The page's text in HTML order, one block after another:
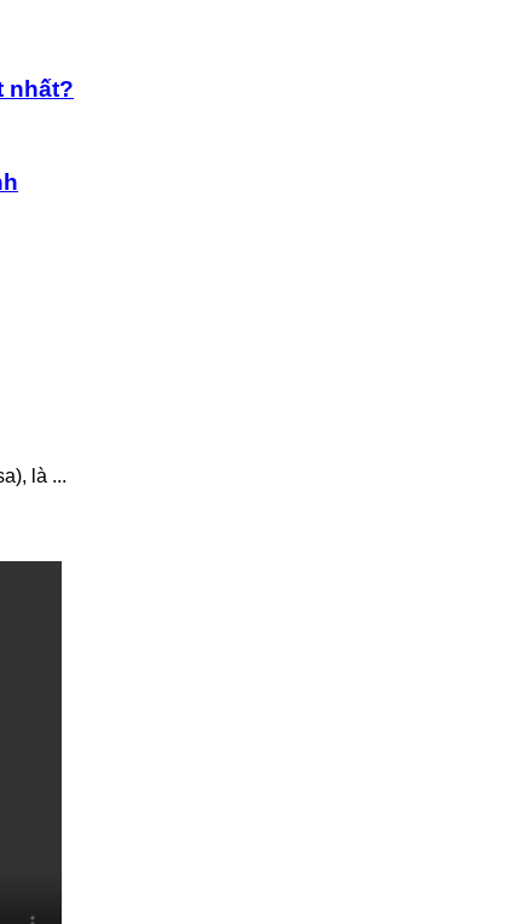
nhất?
là ...